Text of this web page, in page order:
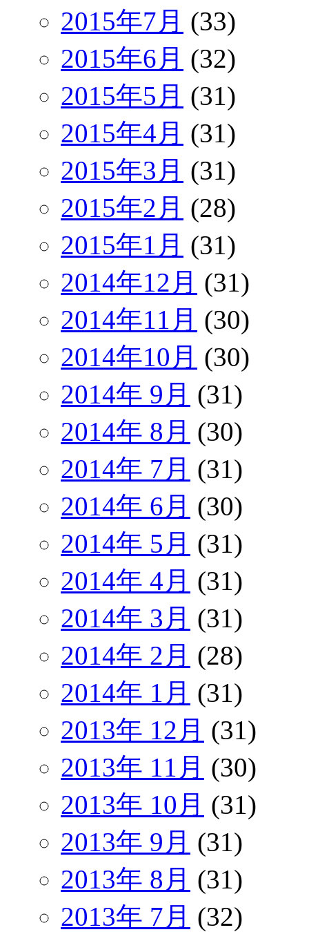
2015年7月 (33)
2015年6月 (32)
2015年5月 (31)
2015年4月 (31)
2015年3月 (31)
2015年2月 (28)
2015年1月 (31)
2014年12月 (31)
2014年11月 (30)
2014年10月 (30)
2014年 9月 (31)
2014年 8月 (30)
2014年 7月 (31)
2014年 6月 (30)
2014年 5月 (31)
2014年 4月 (31)
2014年 3月 (31)
2014年 2月 (28)
2014年 1月 (31)
2013年 12月 (31)
2013年 11月 (30)
2013年 10月 (31)
2013年 9月 (31)
2013年 8月 (31)
2013年 7月 (32)